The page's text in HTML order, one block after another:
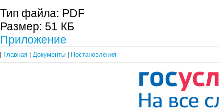
Тип файла: PDF
Размер: 51 КБ
Приложение
Главная Документы Постановления